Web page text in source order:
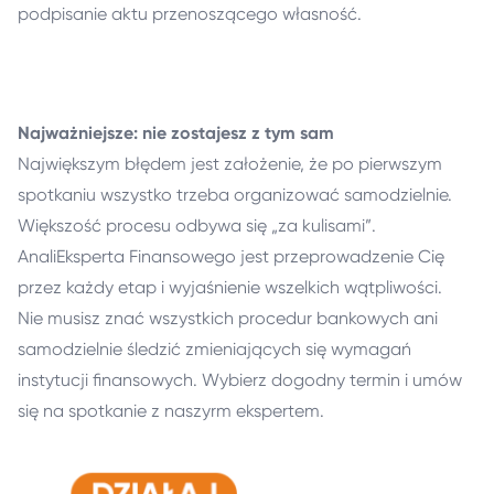
podpisanie aktu przenoszącego własność.
Najważniejsze: nie zostajesz z tym sam
Największym błędem jest założenie, że po pierwszym
spotkaniu wszystko trzeba organizować samodzielnie.
Większość procesu odbywa się „za kulisami”.
AnaliEksperta Finansowego jest przeprowadzenie Cię
przez każdy etap i wyjaśnienie wszelkich wątpliwości.
Nie musisz znać wszystkich procedur bankowych ani
samodzielnie śledzić zmieniających się wymagań
instytucji finansowych. Wybierz dogodny termin i umów
się na spotkanie z naszyrm ekspertem.